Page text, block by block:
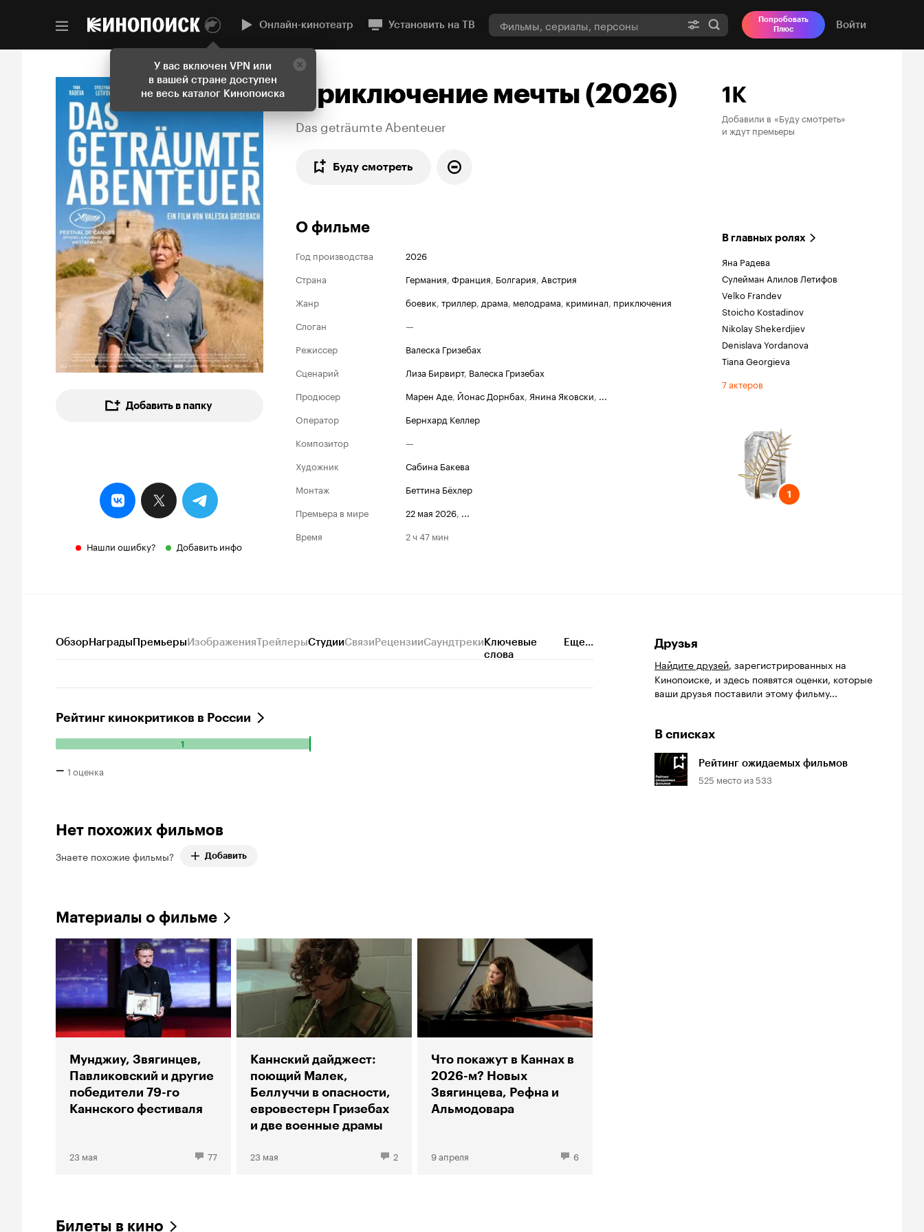
У вас включен VPN или
в вашей стране доступен
не весь каталог Кинопоиска
Онлайн-кинотеатр Установить на ТВ
Попробовать
Плюс
Войти
Добавить в папку
Нашли ошибку? Добавить инфо
Приключение мечты (2026)
Das geträumte Abenteuer
Буду смотреть
1K
Добавили в «Буду смотреть»
и ждут премьеры
О фильме
Год производства
2026
Страна
Германия, Франция, Болгария, Австрия
Жанр
боевик, триллер, драма, мелодрама, криминал, приключения
Слоган
—
Режиссер
Валеска Гризебах
Сценарий
Лиза Бирвирт, Валеска Гризебах
Продюсер
Марен Аде, Йонас Дорнбах, Янина Яковски, ...
Оператор
Бернхард Келлер
Композитор
—
Художник
Сабина Бакева
Монтаж
Беттина Бёхлер
Премьера в мире
22 мая 2026, ...
Время
2 ч 47 мин
В главных ролях
Яна Радева
Сулейман Алилов Летифов
Velko Frandev
Stoicho Kostadinov
Nikolay Shekerdjiev
Denislava Yordanova
Tiana Georgieva
7 актеров
1
1
ОбзорНаградыПремьерыИзображенияТрейлерыСтудииСвязиРецензииСаундтрекиКлючевые
слова
Еще...
Рейтинг кинокритиков в России
1
Количество положительных оценок: 1.
– 1 оценка
Нет похожих фильмов
Знаете похожие фильмы? Добавить
Материалы о фильме
Мунджиу, Звягинцев,
Павликовский и другие
победители 79-го
Каннского фестиваля
23 мая 77
Каннский дайджест:
поющий Малек,
Беллуччи в опасности,
евровестерн Гризебах
и две военные драмы
23 мая 2
Что покажут в Каннах в
2026-м? Новых
Звягинцева, Рефна и
Альмодовара
9 апреля 6
Билеты в кино
Друзья
Найдите друзей, зарегистрированных на
Кинопоиске, и здесь появятся оценки, которые
ваши друзья поставили этому фильму...
В списках
Рейтинг ожидаемых фильмов
525 место из533